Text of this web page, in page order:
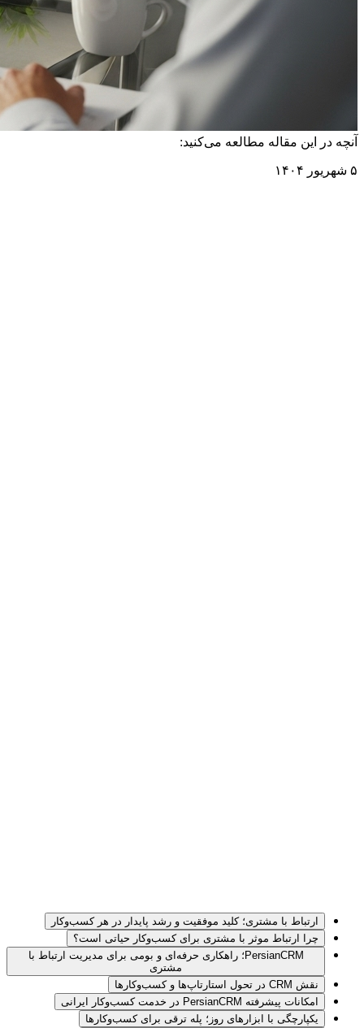
آنچه در این مقاله مطالعه می‌کنید:
۵ شهریور ۱۴۰۴
ارتباط با مشتری؛ کلید موفقیت و رشد پایدار در هر کسب‌وکار
چرا ارتباط موثر با مشتری برای کسب‌وکار حیاتی است؟
PersianCRM؛ راهکاری حرفه‌ای و بومی برای مدیریت ارتباط با
مشتری
نقش CRM در تحول استارتاپ‌ها و کسب‌وکارها
امکانات پیشرفته PersianCRM در خدمت کسب‌وکار ایرانی
یکپارچگی با ابزارهای روز؛ پله ترقی برای کسب‌وکارها